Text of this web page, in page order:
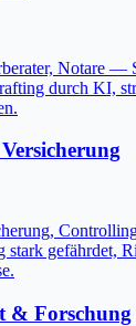
Notare —
durch KI,
stark gefährdet,
& Forschung